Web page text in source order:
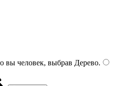
вы человек, выбрав Дерево.